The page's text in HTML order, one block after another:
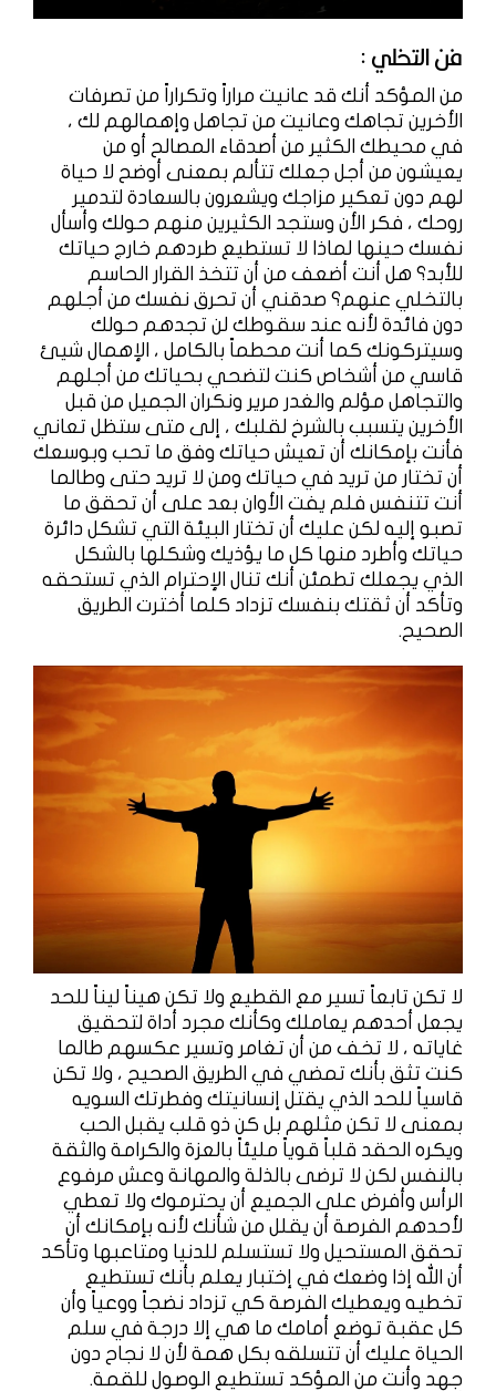
فن التخلي :
من المؤكد أنك قد عانيت مراراً وتكراراً من تصرفات
الأخرين تجاهك وعانيت من تجاهل وإهمالهم لك ،
في محيطك الكثير من أصدقاء المصالح أو من
يعيشون من أجل جعلك تتألم بمعنى أوضح لا حياة
لهم دون تعكير مزاجك ويشعرون بالسعادة لتدمير
روحك ، فكر الأن وستجد الكثيرين منهم حولك وأسأل
نفسك حينها لماذا لا تستطيع طردهم خارج حياتك
للأبد؟ هل أنت أضعف من أن تتخذ القرار الحاسم
بالتخلي عنهم؟ صدقني أن تحرق نفسك من أجلهم
دون فائدة لأنه عند سقوطك لن تجدهم حولك
وسيتركونك كما أنت محطماً بالكامل ، الإهمال شيئ
قاسي من أشخاص كنت لتضحي بحياتك من أجلهم
والتجاهل مؤلم والغدر مرير ونكران الجميل من قبل
الأخرين يتسبب بالشرخ لقلبك ، إلى متى ستظل تعاني
فأنت بإمكانك أن تعيش حياتك وفق ما تحب وبوسعك
أن تختار من تريد في حياتك ومن لا تريد حتى وطالما
أنت تتنفس فلم يفت الأوان بعد على أن تحقق ما
تصبو إليه لكن عليك أن تختار البيئة التي تشكل دائرة
حياتك وأطرد منها كل ما يؤذيك وشكلها بالشكل
الذي يجعلك تطمئن أنك تنال الإحترام الذي تستحقه
وتأكد أن ثقتك بنفسك تزداد كلما أخترت الطريق
الصحيح.
لا تكن تابعاً تسير مع القطيع ولا تكن هيناً ليناً للحد
يجعل أحدهم يعاملك وكأنك مجرد أداة لتحقيق
غاياته ، لا تخف من أن تغامر وتسير عكسهم طالما
كنت تثق بأنك تمضي في الطريق الصحيح ، ولا تكن
قاسياً للحد الذي يقتل إنسانيتك وفطرتك السويه
بمعنى لا تكن مثلهم بل كن ذو قلب يقبل الحب
ويكره الحقد قلباً قوياً مليئاً بالعزة والكرامة والثقة
بالنفس لكن لا ترضى بالذلة والمهانة وعش مرفوع
الرأس وأفرض على الجميع أن يحترموك ولا تعطي
لأحدهم الفرصة أن يقلل من شأنك لأنه بإمكانك أن
تحقق المستحيل ولا تستسلم للدنيا ومتاعبها وتأكد
أن الله إذا وضعك في إختبار يعلم بأنك تستطيع
تخطيه ويعطيك الفرصة كي تزداد نضجاً ووعياً وأن
كل عقبة توضع أمامك ما هي إلا درجة في سلم
الحياة عليك أن تتسلقه بكل همة لأن لا نجاح دون
جهد وأنت من المؤكد تستطيع الوصول للقمة.